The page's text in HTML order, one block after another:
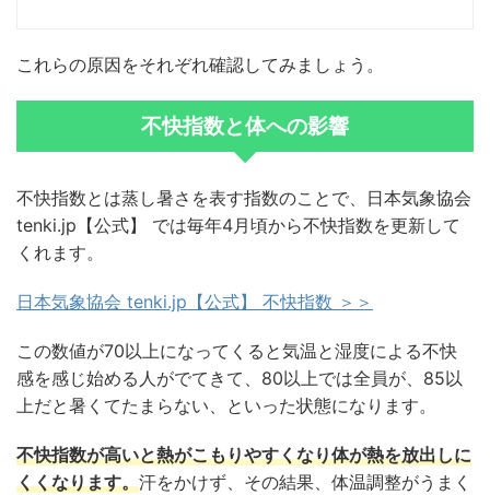
これらの原因をそれぞれ確認してみましょう。
不快指数と体への影響
不快指数とは蒸し暑さを表す指数のことで、日本気象協会
tenki.jp【公式】 では毎年4月頃から不快指数を更新して
くれます。
日本気象協会 tenki.jp【公式】 不快指数 ＞＞
この数値が70以上になってくると気温と湿度による不快
感を感じ始める人がでてきて、80以上では全員が、85以
上だと暑くてたまらない、といった状態になります。
不快指数が高いと熱がこもりやすくなり体が熱を放出しに
くくなります。汗をかけず、その結果、体温調整がうまく